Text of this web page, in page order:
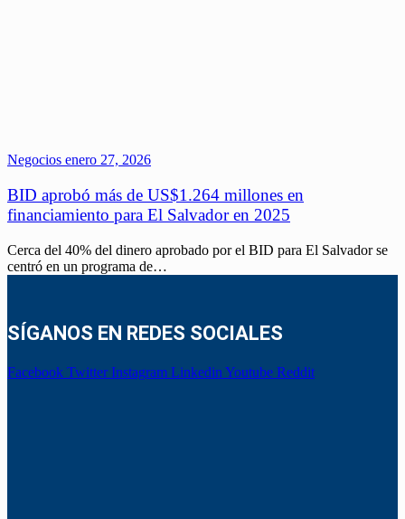
Negocios enero 27, 2026
BID aprobó más de US$1.264 millones en
financiamiento para El Salvador en 2025
Cerca del 40% del dinero aprobado por el BID para El Salvador se
centró en un programa de…
SÍGANOS EN REDES SOCIALES
Facebook Twitter Instagram Linkedin Youtube Reddit